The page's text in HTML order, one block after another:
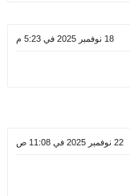
18 نوفمبر 2025 في 5:23 م
22 نوفمبر 2025 في 11:08 ص